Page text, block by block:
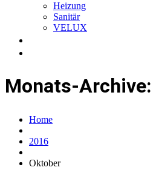
Heizung
Sanitär
VELUX
Monats-Archive:
Home
2016
Oktober